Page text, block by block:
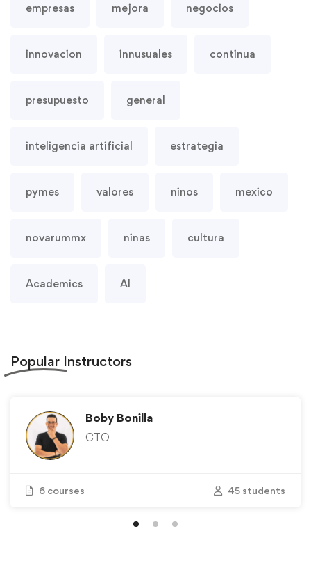
empresas mejora negocios
innovacion innusuales continua
presupuesto general
inteligencia artificial estrategia
pymes valores ninos mexico
novarummx ninas cultura
Academics AI
Popular Instructors
Boby Bonilla
CTO
6 courses 45 students